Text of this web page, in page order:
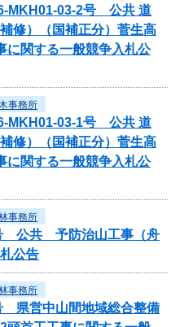
MKH01-03-2号 公共 道
修）（国補正分）菅生高
に関する一般競争入札公
事務所
MKH01-03-1号 公共 道
修）（国補正分）菅生高
に関する一般競争入札公
事務所
公共 予防治山工事（舟
公告
事務所
県営中山間地域総合整備